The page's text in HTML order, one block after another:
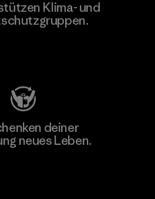
Klima- und
deiner
neues Leben.